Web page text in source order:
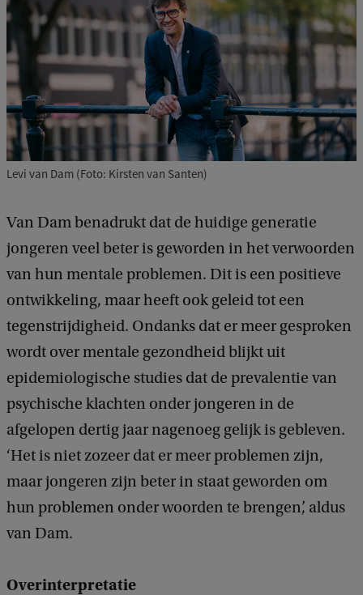
Levi van Dam (Foto: Kirsten van Santen)
Van Dam benadrukt dat de huidige generatie
jongeren veel beter is geworden in het verwoorden
van hun mentale problemen. Dit is een positieve
ontwikkeling, maar heeft ook geleid tot een
tegenstrijdigheid. Ondanks dat er meer gesproken
wordt over mentale gezondheid blijkt uit
epidemiologische studies dat de prevalentie van
psychische klachten onder jongeren in de
afgelopen dertig jaar nagenoeg gelijk is gebleven.
‘Het is niet zozeer dat er meer problemen zijn,
maar jongeren zijn beter in staat geworden om
hun problemen onder woorden te brengen’, aldus
van Dam.
Overinterpretatie